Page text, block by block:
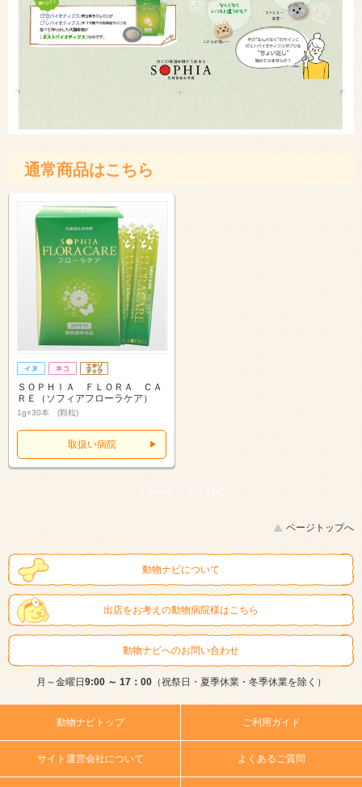
通常商品はこちら
ＳＯＰＨＩＡ ＦＬＯＲＡ ＣＡ
ＲＥ（ソフィアフローラケア）
1g×30本 (顆粒)
取扱い病院
スマートフォン | PC
ページトップへ
動物ナビについて
出店をお考えの動物病院様はこちら
動物ナビへのお問い合わせ
月～金曜日9:00 ～ 17：00（祝祭日・夏季休業・冬季休業を除く）
動物ナビトップ ご利用ガイド
サイト運営会社について よくあるご質問